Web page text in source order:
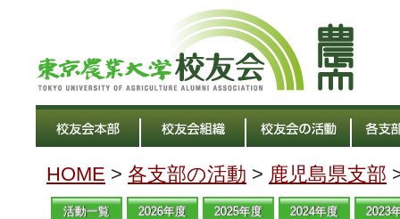
HOME > 各支部の活動 > 鹿児島県支部
活動一覧 2026年度 2025年度 2024年度 2023